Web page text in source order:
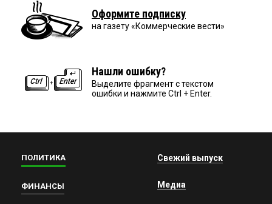
Оформите подписку
на газету «Коммерческие вести»
Нашли ошибку?
Выделите фрагмент с текстом
ошибки и нажмите Ctrl + Enter.
ПОЛИТИКА
ФИНАНСЫ
Свежий выпуск
Медиа